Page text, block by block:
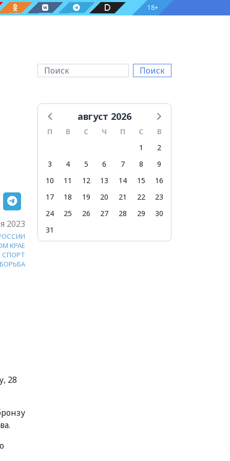
18+
Поиск
2023
КРАЕ
СПОРТ
28
август 2026
П В С Ч П С
В
1
2
3
4 5 6 7 8
9
10
11 12 13 14 15
16
17
18 19 20 21 22
23
24
25 26 27 28 29
30
31